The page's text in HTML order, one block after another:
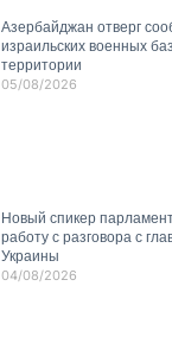
Азербайджан отверг
израильских военных
территории
05/08/2026
Новый спикер
работу с разговора с
Украины
04/08/2026